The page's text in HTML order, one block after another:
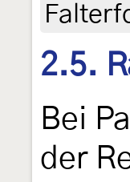
2.5.
Bei
der